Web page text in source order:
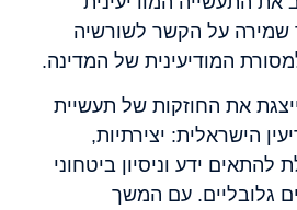
שמירה על הקשר לשורשיה
המודיעינית של המדינה.
את החוזקות של תעשיית
הישראלית: יצירתיות,
להתאים ידע וניסיון ביטחוני
גלובליים. עם המשך